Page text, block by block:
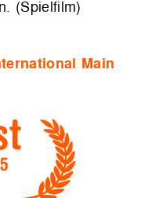
(Spielfilm)
Main